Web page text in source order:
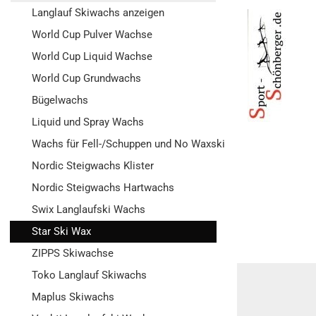
Langlauf Skiwachs anzeigen
World Cup Pulver Wachse
World Cup Liquid Wachse
World Cup Grundwachs
Bügelwachs
Liquid und Spray Wachs
Wachs für Fell-/Schuppen und No Waxski
Nordic Steigwachs Klister
Nordic Steigwachs Hartwachs
Swix Langlaufski Wachs
Star Ski Wax
ZIPPS Skiwachse
Toko Langlauf Skiwachs
Maplus Skiwachs